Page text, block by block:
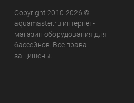
Copyright 2010-2026 ©
aquamaster.ru интернет-
магазин оборудования для
бассейнов. Все права
защищены.